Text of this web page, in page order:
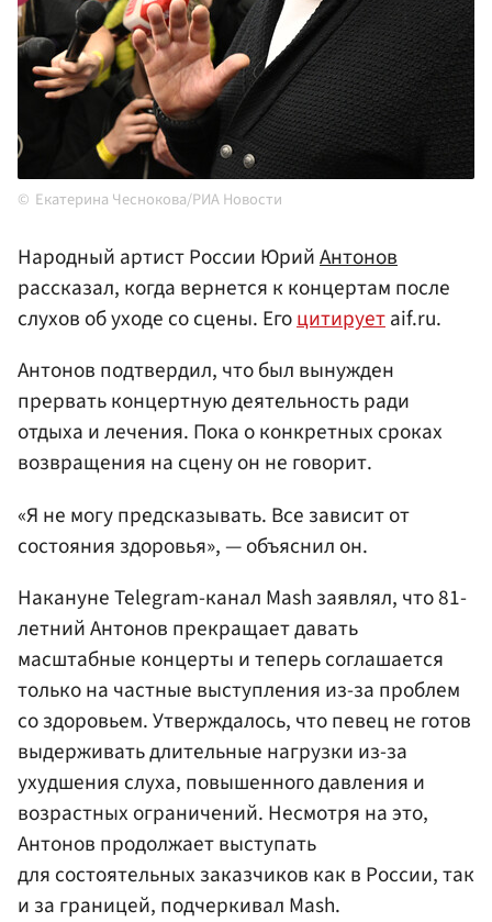
Екатерина Чеснокова/РИА Новости
Народный артист России ЮрийАнтонов
рассказал, когда вернется к концертам после
слухов об уходе со сцены. Егоцитируетaif.ru.
Антонов подтвердил, что был вынужден
прервать концертную деятельность ради
отдыха и лечения. Пока о конкретных сроках
возвращения на сцену он не говорит.
«Я не могу предсказывать. Все зависит от
состояния здоровья», — объяснил он.
Накануне Telegram-канал Mash заявлял, что 81-
летний Антонов прекращает давать
масштабные концерты и теперь соглашается
только на частные выступления из-за проблем
со здоровьем. Утверждалось, что певец не готов
выдерживать длительные нагрузки из-за
ухудшения слуха, повышенного давления и
возрастных ограничений. Несмотря на это,
Антонов продолжает выступать
для состоятельных заказчиков как в России, так
и за границей, подчеркивал Mash.